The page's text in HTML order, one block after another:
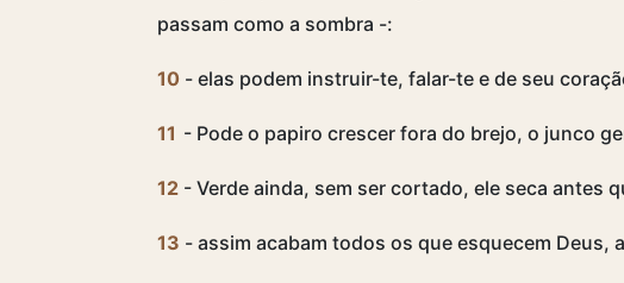
passam como a sombra -:
10 - elas podem instruir-te, falar-te e de seu
11 - Pode o papiro crescer fora do brejo, o junco
12 - Verde ainda, sem ser cortado, ele seca antes
13 - assim acabam todos os que esquecem Deus,